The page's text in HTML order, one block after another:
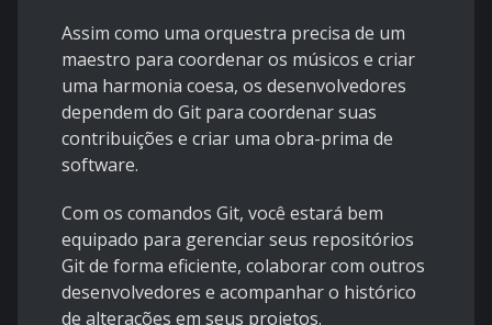
Assim como uma orquestra precisa de um
maestro para coordenar os músicos e criar
uma harmonia coesa, os desenvolvedores
dependem do Git para coordenar suas
contribuições e criar uma obra-prima de
software.
Com os comandos Git, você estará bem
equipado para gerenciar seus repositórios
Git de forma eficiente, colaborar com outros
desenvolvedores e acompanhar o histórico
de alterações em seus projetos.